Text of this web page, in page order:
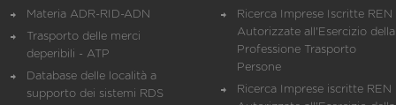
Materia ADR-RID-ADN
Trasporto delle merci
deperibili - ATP
Database delle località a
supporto dei sistemi RDS
Ricerca Imprese Iscritte REN
Autorizzate all'Esercizio della
Professione Trasporto
Persone
Ricerca Imprese iscritte REN